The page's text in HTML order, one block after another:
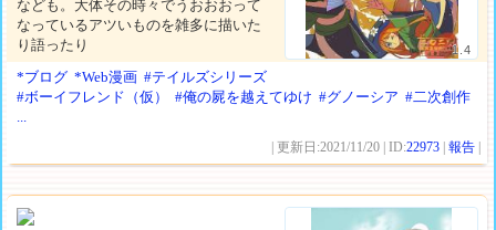
1.4
なども。大体その時々でうおおおって
なっているアツいものを雑多に描いた
り語ったり
*ブログ *Web漫画 #テイルズシリーズ
#ボーイフレンド（仮）
#俺の屍を越えてゆけ #グノーシア #二次創作
...
| 更新日:2021/11/20 | ID:22973 |報告